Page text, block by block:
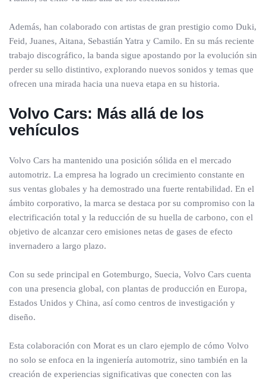
Además, han colaborado con artistas de gran prestigio como Duki,
Feid, Juanes, Aitana, Sebastián Yatra y Camilo. En su más reciente
trabajo discográfico, la banda sigue apostando por la evolución sin
perder su sello distintivo, explorando nuevos sonidos y temas que
ofrecen una mirada hacia una nueva etapa en su historia.
Volvo Cars: Más allá de los
vehículos
Volvo Cars ha mantenido una posición sólida en el mercado
automotriz. La empresa ha logrado un crecimiento constante en
sus ventas globales y ha demostrado una fuerte rentabilidad. En el
ámbito corporativo, la marca se destaca por su compromiso con la
electrificación total y la reducción de su huella de carbono, con el
objetivo de alcanzar cero emisiones netas de gases de efecto
invernadero a largo plazo.
Con su sede principal en Gotemburgo, Suecia, Volvo Cars cuenta
con una presencia global, con plantas de producción en Europa,
Estados Unidos y China, así como centros de investigación y
diseño.
Esta colaboración con Morat es un claro ejemplo de cómo Volvo
no solo se enfoca en la ingeniería automotriz, sino también en la
creación de experiencias significativas que conecten con las